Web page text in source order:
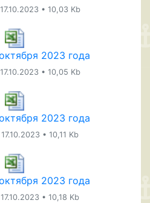
17.10.2023 • 10,03 Kb
2023 года
17.10.2023 • 10,05 Kb
2023 года
17.10.2023 • 10,11 Kb
2023 года
17.10.2023 • 10,18 Kb